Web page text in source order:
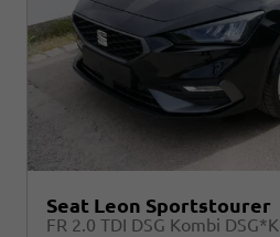
Seat Leon Sportstourer